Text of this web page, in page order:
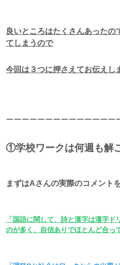
良いところはたくさんあったの
てしまうので
今回は３つに押さえてお伝えし
ーーーーーーーーーーーーーー
①学校ワークは何週も解
まずはAさんの実際のコメント
「国語に関して、詩と漢字は漢字
のが多く、自信ありでほとんど合っ